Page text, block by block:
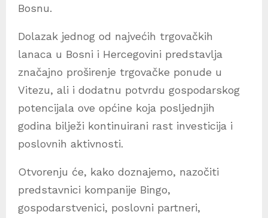
Bosnu.
Dolazak jednog od najvećih trgovačkih
lanaca u Bosni i Hercegovini predstavlja
značajno proširenje trgovačke ponude u
Vitezu, ali i dodatnu potvrdu gospodarskog
potencijala ove općine koja posljednjih
godina bilježi kontinuirani rast investicija i
poslovnih aktivnosti.
Otvorenju će, kako doznajemo, nazočiti
predstavnici kompanije Bingo,
gospodarstvenici, poslovni partneri,